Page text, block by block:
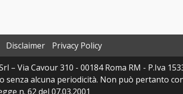
Disclaimer
Privacy Policy
Via Cavour 310 - 00184 Roma RM - P.Iva
alcuna periodicità. Non può pertanto
n. 62 del 07.03.2001